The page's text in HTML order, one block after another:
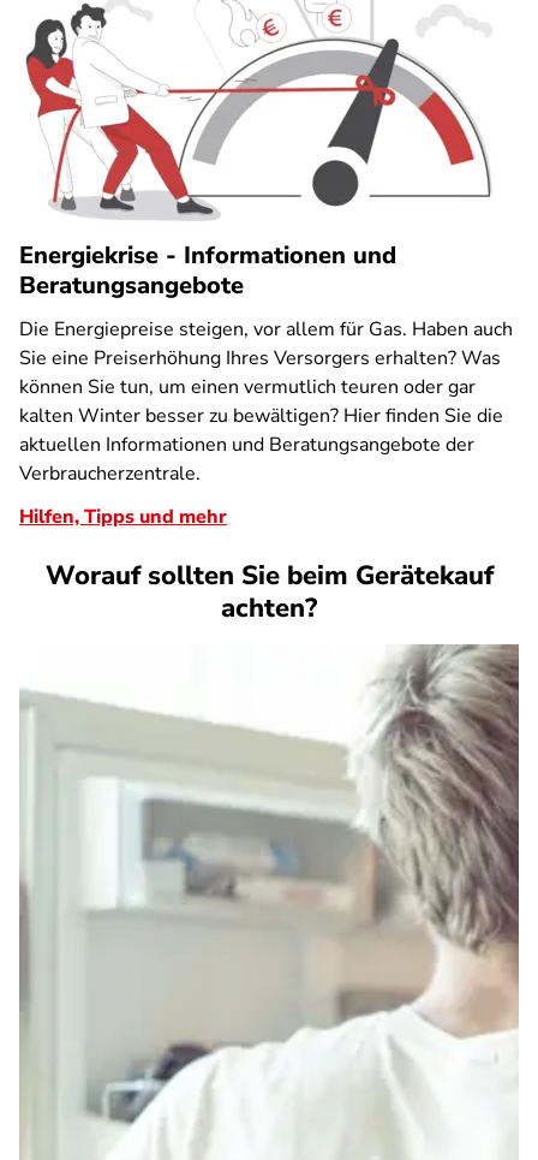
Energiekrise - Informationen und
Beratungsangebote
Die Energiepreise steigen, vor allem für Gas. Haben auch
Sie eine Preiserhöhung Ihres Versorgers erhalten? Was
können Sie tun, um einen vermutlich teuren oder gar
kalten Winter besser zu bewältigen? Hier finden Sie die
aktuellen Informationen und Beratungsangebote der
Verbraucherzentrale.
Hilfen, Tipps und mehr
Worauf sollten Sie beim Gerätekauf
achten?